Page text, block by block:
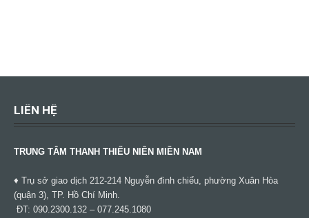
LIÊN HỆ
TRUNG TÂM THANH THIẾU NIÊN MIỀN NAM
♦ Trụ sở giao dịch 212-214 Nguyễn đình chiểu, phường Xuân Hòa
(quận 3), TP. Hồ Chí Minh.
ĐT: 090.2300.132 – 077.245.1080